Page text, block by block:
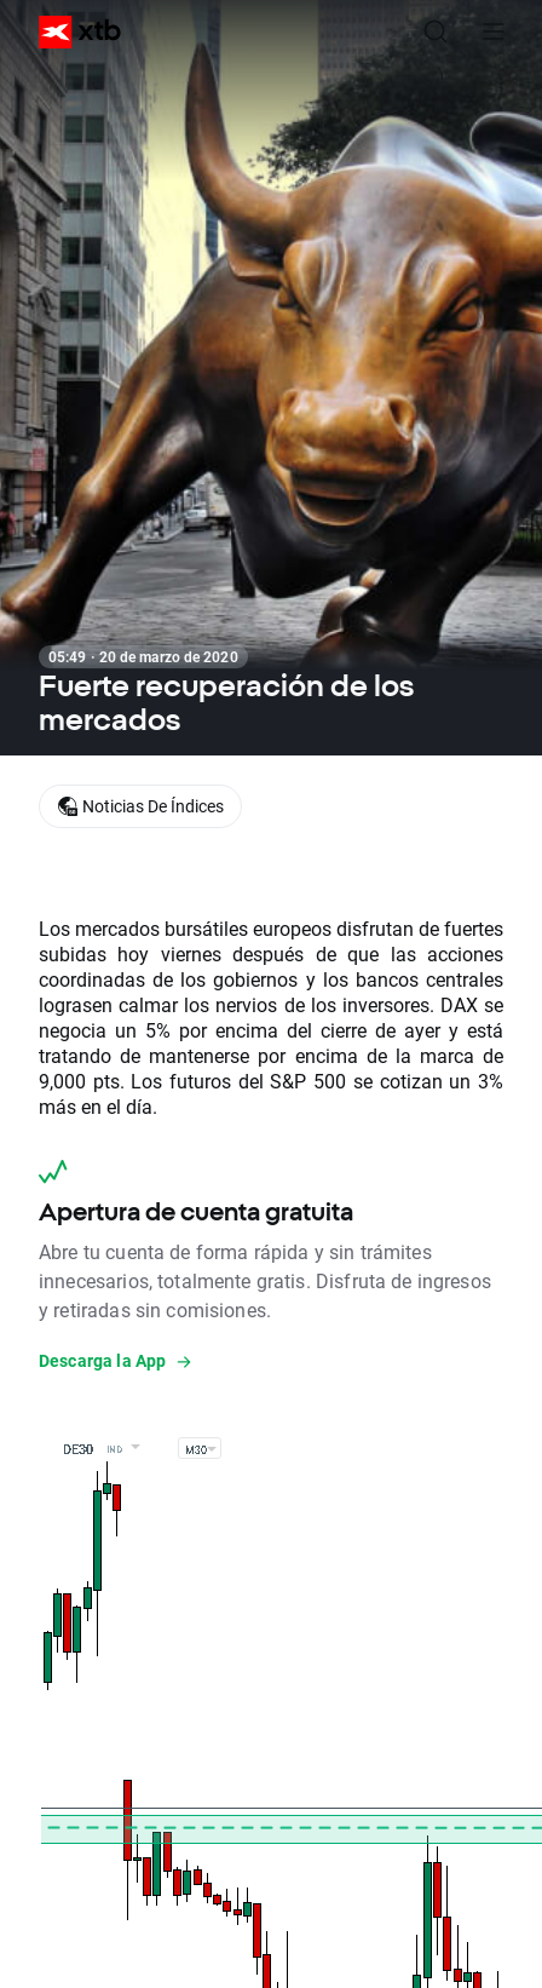
05:49 · 20 de marzo de 2020
Fuerte recuperación de los
mercados
Los mercados bursátiles europeos disfrutan de fuertes
subidas hoy viernes después de que las acciones
coordinadas de los gobiernos y los bancos centrales
lograsen calmar los nervios de los inversores. DAX se
negocia un 5% por encima del cierre de ayer y está
tratando de mantenerse por encima de la marca de
9,000 pts. Los futuros del S&P 500 se cotizan un 3%
más en el día.
Apertura de cuenta gratuita
Abre tu cuenta de forma rápida y sin trámites
innecesarios, totalmente gratis. Disfruta de ingresos
y retiradas sin comisiones.
Descarga la App
Noticias De Índices